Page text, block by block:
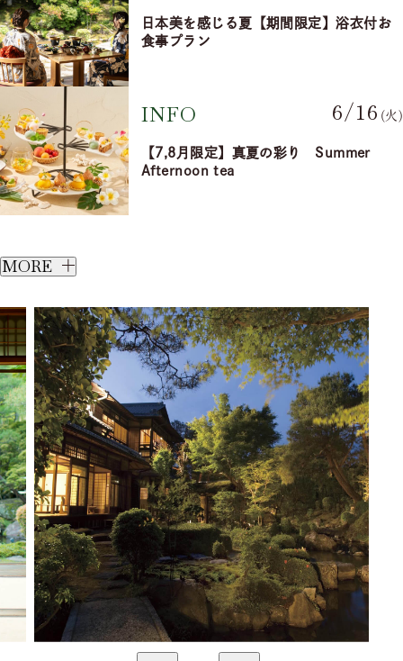
日本美を感じる夏【期間限定】浴衣付お
食事プラン
INFO
【7,8月限定】真夏の彩り Summer
Afternoon tea
6/16 (火)
MORE